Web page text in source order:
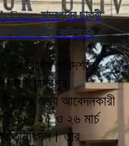
যাদবপুরের ছাত্রী
জাতীয় মহিলা কমিশনের
বিশেষ পরিদর্শনে
দল। যাদবপুর
জন্য আবেদনকারী
২৪, ২৫ ও ২৬ মার্চ
তার